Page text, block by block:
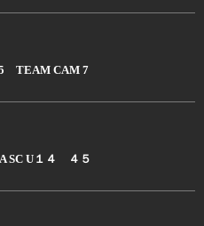
TEAM CAM 7
SC U１４ ４５